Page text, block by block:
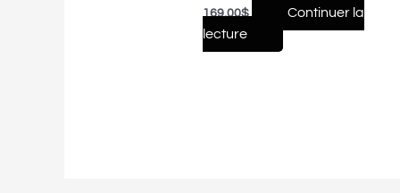
169.00$
Continuer la
lecture